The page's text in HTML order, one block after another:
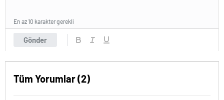
Gönder
En az 10 karakter gerekli
Tüm Yorumlar (2)